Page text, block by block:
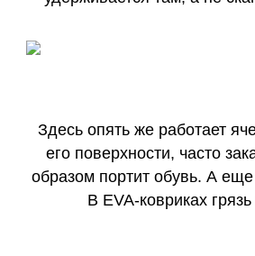
Здесь опять же работает
его поверхности, часто
образом портит обувь. А
В EVA-ковриках